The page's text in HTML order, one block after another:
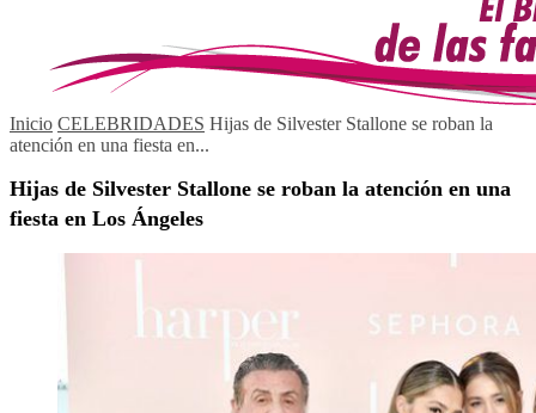
Inicio CELEBRIDADES Hijas de Silvester Stallone se roban la
atención en una fiesta en...
Hijas de Silvester Stallone se roban la atención en una
fiesta en Los Ángeles